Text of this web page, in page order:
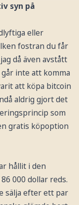
syn på
eller
fostran du får
då även avstått
inte att komma
att köpa bitcoin
aldrig gjort det
som
gratis köpoption
hållit i den
000 dollar reds.
sälja efter ett par